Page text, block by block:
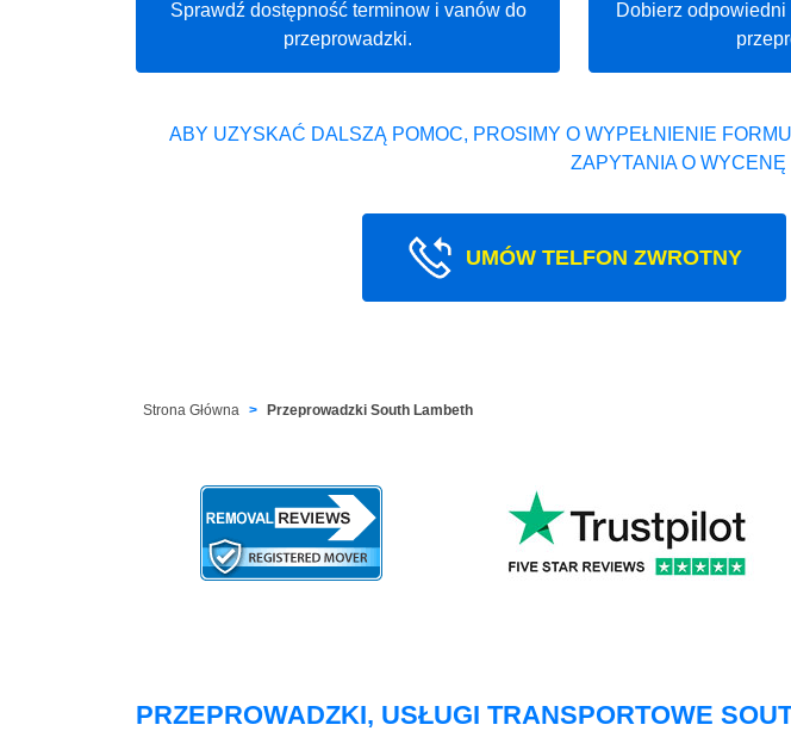
Sprawdź dostępność terminow i vanów do
przeprowadzki.
Dobierz
ABY UZYSKAĆ DALSZĄ POMOC, PROSIMY O WYPEŁNIENIE
ZAPYTANIA O
UMÓW TELFON ZWROTNY
Strona Główna Przeprowadzki South Lambeth
PRZEPROWADZKI, USŁUGI TRANSPORTOWE